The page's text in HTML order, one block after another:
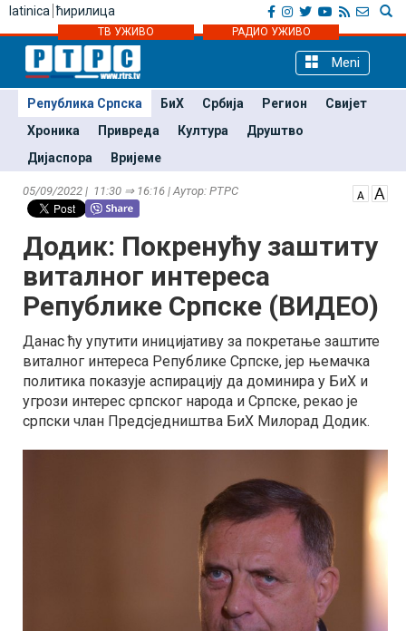
latinica ћирилица
ТВ УЖИВО РАДИО УЖИВО
Meni
Република Српска БиХ Србија Регион
Свијет
Хроника
Привреда Култура
Друштво
Дијаспора
Вријеме
05/09/2022 | 11:30 ⇒ 16:16 | Аутор: РТРС
Додик: Покренућу заштиту
виталног интереса
Републике Српске (ВИДЕО)
Данас ћу упутити иницијативу за покретање заштите
виталног интереса Републике Српске, јер њемачка
политика показује аспирацију да доминира у БиХ и
угрози интерес српског народа и Српске, рекао је
српски члан Предсједништва БиХ Милорад Додик.